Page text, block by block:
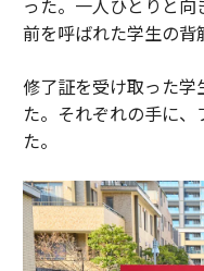
った。一人ひとりと
前を呼ばれた学生の背
修了証を受け取った学
た。それぞれの手に、
た。